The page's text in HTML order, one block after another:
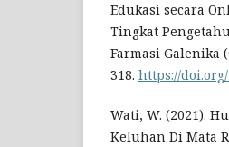
Edukasi secara
Tingkat
Farmasi Galenika
318. https://doi.org/
Wati, W. (2021).
Keluhan Di Mata